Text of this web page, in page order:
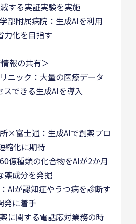
する実証実験を実施
部附属病院：生成AIを利用
力化を目指す
報の共有＞
ニック：大量の医療データ
スできる生成AIを導入
×富士通：生成AIで創薬プロ
縮化に期待
億種類の化合物をAIが2か月
薬成分を発掘
AIが認知症やうつ病を診断す
発に着手
に関する電話応対業務の時